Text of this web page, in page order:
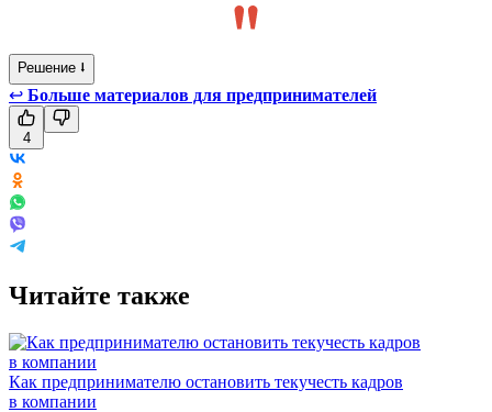
Решение ⭣
↩ Больше материалов для предпринимателей
4
Читайте также
Как предпринимателю остановить текучесть кадров
в компании